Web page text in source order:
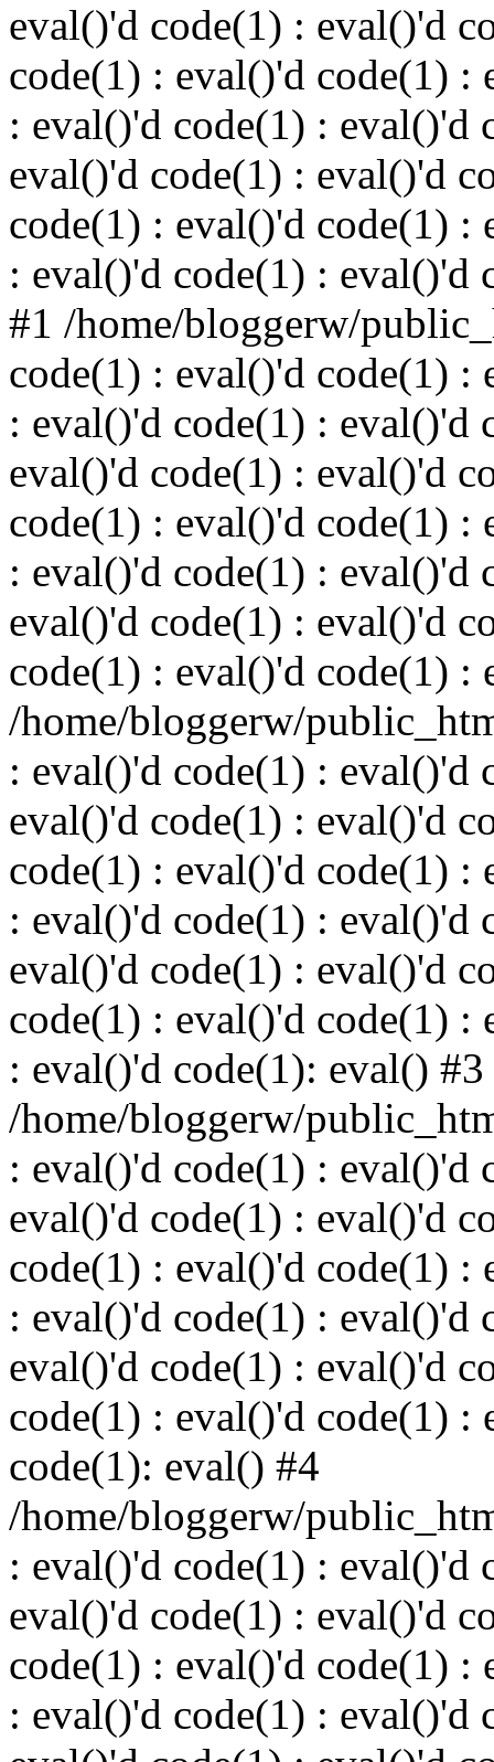
eval()'d code(1) : eval()'d
code(1) : eval()'d code(1) :
: eval()'d code(1) : eval()'d
eval()'d code(1) : eval()'d
code(1) : eval()'d code(1) :
: eval()'d code(1) : eval()'d
#1 /home/bloggerw/
code(1) : eval()'d code(1) :
: eval()'d code(1) : eval()'d
eval()'d code(1) : eval()'d
code(1) : eval()'d code(1) :
: eval()'d code(1) : eval()'d
eval()'d code(1) : eval()'d
code(1) : eval()'d code(1) :
/home/bloggerw/
: eval()'d code(1) : eval()'d
eval()'d code(1) : eval()'d
code(1) : eval()'d code(1) :
: eval()'d code(1) : eval()'d
eval()'d code(1) : eval()'d
code(1) : eval()'d code(1) :
: eval()'d code(1): eval() #3
/home/bloggerw/
: eval()'d code(1) : eval()'d
eval()'d code(1) : eval()'d
code(1) : eval()'d code(1) :
: eval()'d code(1) : eval()'d
eval()'d code(1) : eval()'d
code(1) : eval()'d code(1) :
code(1): eval() #4
/home/bloggerw/
: eval()'d code(1) : eval()'d
eval()'d code(1) : eval()'d
code(1) : eval()'d code(1) :
: eval()'d code(1) : eval()'d